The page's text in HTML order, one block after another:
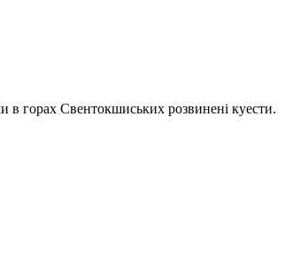
в горах Свентокшиських розвинені куести.